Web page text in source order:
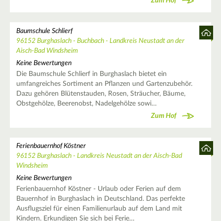
Baumschule Schlierf
96152 Burghaslach - Buchbach - Landkreis Neustadt an der
Aisch-Bad Windsheim
Keine Bewertungen
Die Baumschule Schlierf in Burghaslach bietet ein
umfangreiches Sortiment an Pflanzen und Gartenzubehör.
Dazu gehören Blütenstauden, Rosen, Sträucher, Bäume,
Obstgehölze, Beerenobst, Nadelgehölze sowi…
Zum Hof
Ferienbauernhof Köstner
96152 Burghaslach - Landkreis Neustadt an der Aisch-Bad
Windsheim
Keine Bewertungen
Ferienbauernhof Köstner - Urlaub oder Ferien auf dem
Bauernhof in Burghaslach in Deutschland. Das perfekte
Ausflugsziel für einen Familienurlaub auf dem Land mit
Kindern. Erkundigen Sie sich bei Ferie…